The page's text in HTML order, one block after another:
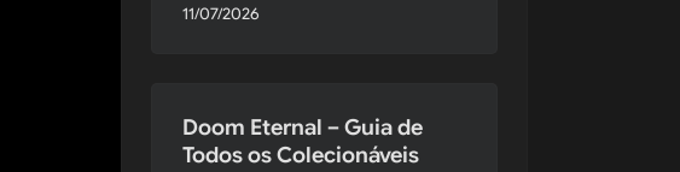
11/07/2026
Doom Eternal – Guia de
Todos os Colecionáveis